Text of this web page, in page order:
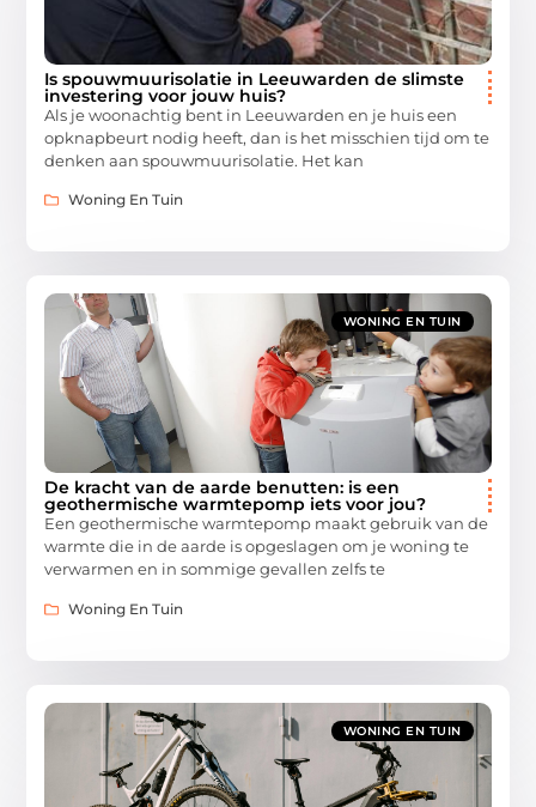
Is spouwmuurisolatie in Leeuwarden de slimste
investering voor jouw huis?
Als je woonachtig bent in Leeuwarden en je huis een
opknapbeurt nodig heeft, dan is het misschien tijd om te
denken aan spouwmuurisolatie. Het kan
Woning En Tuin
WONING EN TUIN
De kracht van de aarde benutten: is een
geothermische warmtepomp iets voor jou?
Een geothermische warmtepomp maakt gebruik van de
warmte die in de aarde is opgeslagen om je woning te
verwarmen en in sommige gevallen zelfs te
Woning En Tuin
WONING EN TUIN